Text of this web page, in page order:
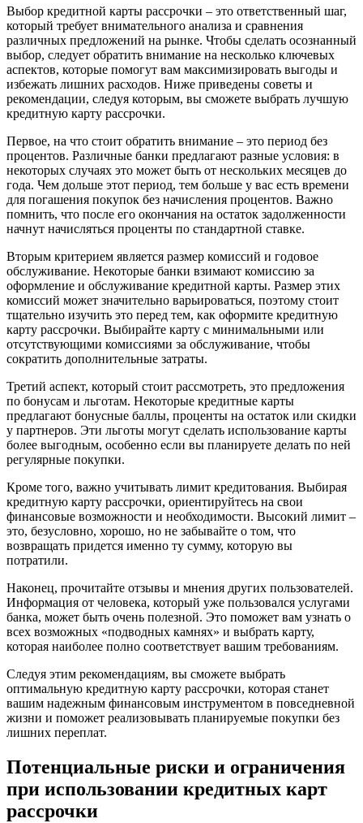
Выбор кредитной карты рассрочки – это ответственный шаг,
который требует внимательного анализа и сравнения
различных предложений на рынке. Чтобы сделать осознанный
выбор, следует обратить внимание на несколько ключевых
аспектов, которые помогут вам максимизировать выгоды и
избежать лишних расходов. Ниже приведены советы и
рекомендации, следуя которым, вы сможете выбрать лучшую
кредитную карту рассрочки.
Первое, на что стоит обратить внимание – это период без
процентов. Различные банки предлагают разные условия: в
некоторых случаях это может быть от нескольких месяцев до
года. Чем дольше этот период, тем больше у вас есть времени
для погашения покупок без начисления процентов. Важно
помнить, что после его окончания на остаток задолженности
начнут начисляться проценты по стандартной ставке.
Вторым критерием является размер комиссий и годовое
обслуживание. Некоторые банки взимают комиссию за
оформление и обслуживание кредитной карты. Размер этих
комиссий может значительно варьироваться, поэтому стоит
тщательно изучить это перед тем, как оформите кредитную
карту рассрочки. Выбирайте карту с минимальными или
отсутствующими комиссиями за обслуживание, чтобы
сократить дополнительные затраты.
Третий аспект, который стоит рассмотреть, это предложения
по бонусам и льготам. Некоторые кредитные карты
предлагают бонусные баллы, проценты на остаток или скидки
у партнеров. Эти льготы могут сделать использование карты
более выгодным, особенно если вы планируете делать по ней
регулярные покупки.
Кроме того, важно учитывать лимит кредитования. Выбирая
кредитную карту рассрочки, ориентируйтесь на свои
финансовые возможности и необходимости. Высокий лимит –
это, безусловно, хорошо, но не забывайте о том, что
возвращать придется именно ту сумму, которую вы
потратили.
Наконец, прочитайте отзывы и мнения других пользователей.
Информация от человека, который уже пользовался услугами
банка, может быть очень полезной. Это поможет вам узнать о
всех возможных «подводных камнях» и выбрать карту,
которая наиболее полно соответствует вашим требованиям.
Следуя этим рекомендациям, вы сможете выбрать
оптимальную кредитную карту рассрочки, которая станет
вашим надежным финансовым инструментом в повседневной
жизни и поможет реализовывать планируемые покупки без
лишних переплат.
Потенциальные риски и ограничения
при использовании кредитных карт
рассрочки